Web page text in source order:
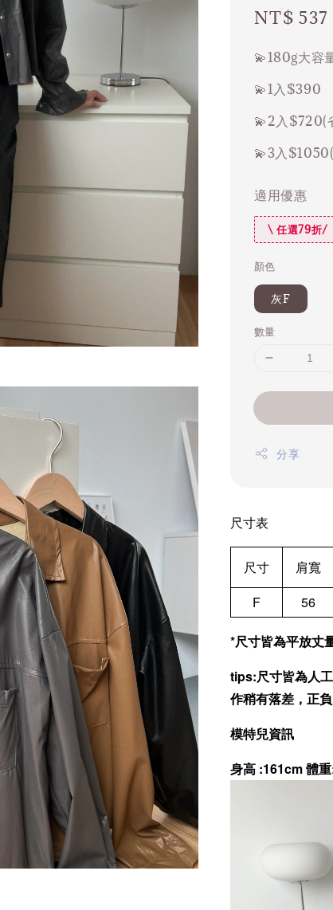
Sale
NT$ 537
💫180g大容
💫1入$390
💫2入$720(
💫3入
適用優惠
\ 任選79折/
顏色
灰F
數量
分享
尺寸表
尺寸 肩寬
F 56
*尺寸皆為平放丈
tips:尺寸皆為人
作稍有落差，正
模特兒資訊
身高 :161cm 體